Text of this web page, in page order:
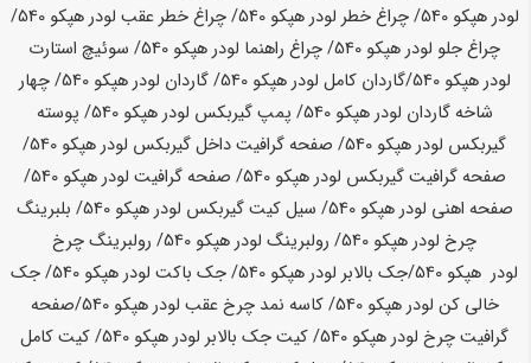
لودرهپکو 540 / چراغ خطر لودرهپکو 540 / چراغ خطر عقب لودرهپکو 540
/
چراغ جلو لودرهپکو / چراغ راهنما لودرهپکو
/ سوئیچ استارت
لودرهپکو 540 /گاردان کامل لودرهپکو 540 / گاردان لودرهپکو 540
/ چهار
شاخه گاردان لودرهپکو 540 / پمپ گیربکس لودرهپکو 540
/ پوسته
گیربکس لودرهپکو / صفحه گرافیت داخل گیربکس لودرهپکو
/
صفحه گرافیت گیربکس لودرهپکو 540 / صفحه گرافیت لودرهپکو 540
/
صفحه اهنی لودرهپکو 540 / سیل کیت گیربکس لودرهپکو 540
/ بلبرینگ
چرخ لودرهپکو / رولبرینگ لودرهپکو
/ رولبرینگ چرخ
لودر هپکو /جک بالابر لودرهپکو / جک باکت لودرهپکو
/ جک
خالی کن لودرهپکو 540 / کاسه نمد چرخ عقب لودرهپکو 540
/صفحه
گرافیت چرخ لودرهپکو / کیت جک بالابر لودرهپکو
/ کیت کامل